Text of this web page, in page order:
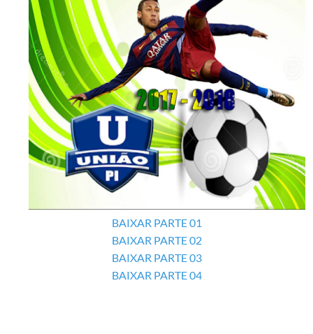
BAIXAR PARTE 01
BAIXAR PARTE 02
BAIXAR PARTE 03
BAIXAR PARTE 04